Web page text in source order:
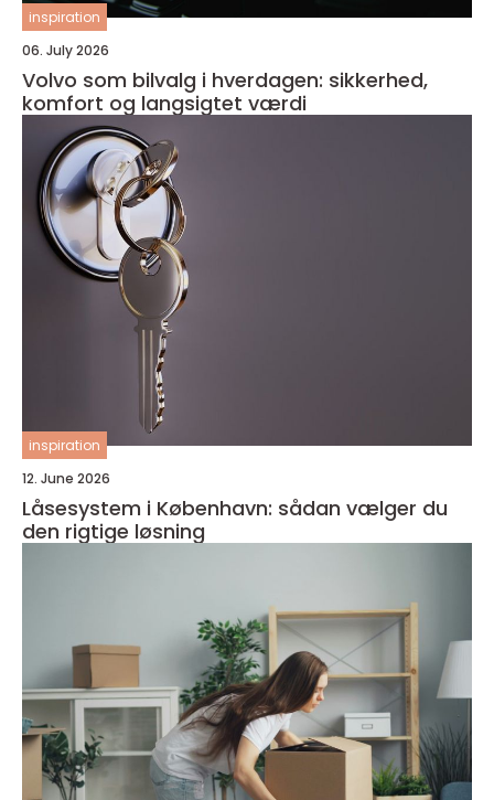
inspiration
06. July 2026
Volvo som bilvalg i hverdagen: sikkerhed,
komfort og langsigtet værdi
inspiration
12. June 2026
Låsesystem i København: sådan vælger du
den rigtige løsning